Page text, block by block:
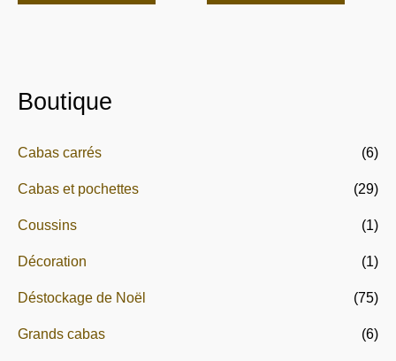
Boutique
Cabas carrés (6)
Cabas et pochettes (29)
Coussins (1)
Décoration (1)
Déstockage de Noël (75)
Grands cabas (6)